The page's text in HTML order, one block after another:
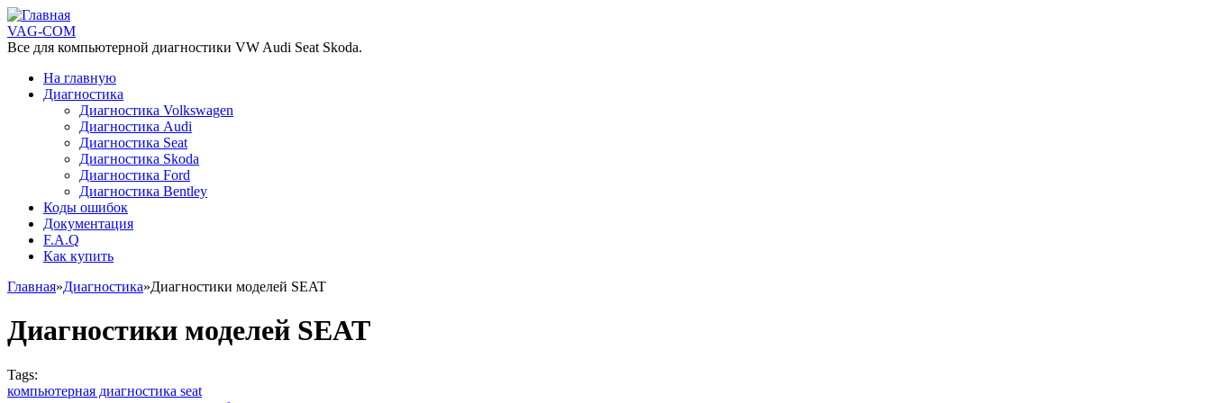
Перейти к основному содержанию
VAG-COM
Все для компьютерной диагностики VW Audi Seat Skoda.
На главную
Диагностика
Диагностика Volkswagen
Диагностика Audi
Диагностика Seat
Диагностика Skoda
Диагностика Ford
Диагностика Bentley
Коды ошибок
Документация
F.A.Q
Как купить
Главная»Диагностика»Диагностики моделей SEAT
Диагностики моделей SEAT
Tags:
компьютерная диагностика seat